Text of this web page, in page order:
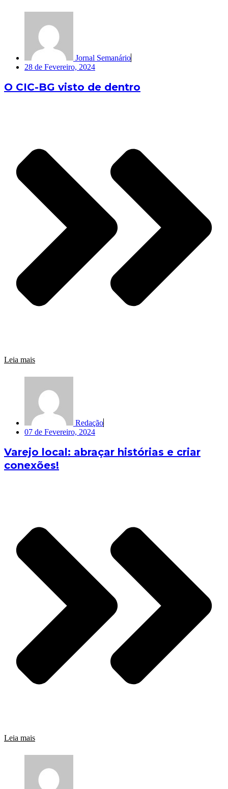
Jornal Semanário
28 de Fevereiro, 2024
O CIC-BG visto de dentro
Leia mais
Redação
07 de Fevereiro, 2024
Varejo local: abraçar histórias e criar
conexões!
Leia mais